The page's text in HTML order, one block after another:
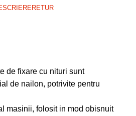
RETUR
de fixare cu nituri sunt
de nailon, potrivite pentru
masinii, folosit in mod obisnuit